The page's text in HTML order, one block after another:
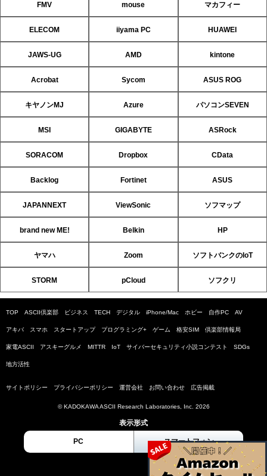
FMV mouse マカフィー
ELECOM iiyama PC HUAWEI
JAWS-UG AMD kintone
Acrobat Sycom ASUS ROG
キヤノンMJ Azure パソコンSEVEN
MSI GIGABYTE ASRock
SORACOM Dropbox CData
Backlog Fortinet ASUS
JAPANNEXT ViewSonic ソフマップ
brand new ME! Belkin HP
ヤマハ Zoom ソフトバンクのIoT
STORM pCloud ソフクリ
TOP ASCII倶楽部 ビジネス TECH デジタル iPhone/Mac ホビー 自作PC AV
アキバ スマホ スタートアップ プログラミング+ ゲーム 格安SIM 倶楽部情報局
家電ASCII アスキーグルメ MITTR IoT サイバーセキュリティ小説コンテスト SDGs
地方活性
サイトポリシー プライバシーポリシー 運営会社 お問い合わせ 広告掲載
© KADOKAWA ASCII Research Laboratories, Inc. 2026
表示形式
PC スマートフォン